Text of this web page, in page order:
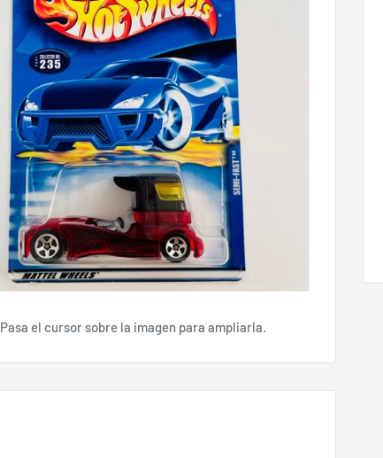
Pasa el cursor sobre la imagen para ampliarla.